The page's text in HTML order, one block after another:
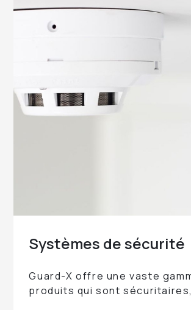
Systèmes desécurité
Guard-X offre une vaste
produits qui sont